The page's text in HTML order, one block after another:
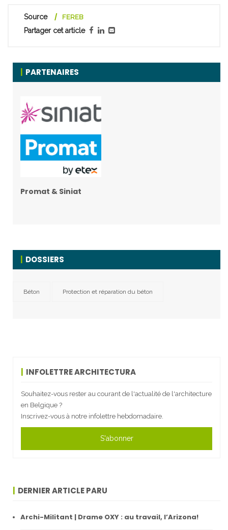
Source FEREB
Partager cet article
PARTENAIRES
Promat & Siniat
DOSSIERS
Béton Protection et réparation du béton
INFOLETTRE ARCHITECTURA
Souhaitez-vous rester au courant de l'actualité de l'architecture
en Belgique ?
Inscrivez-vous à notre infolettre hebdomadaire.
S'abonner
DERNIER ARTICLE PARU
Archi-Militant | Drame OXY : au travail, l’Arizona!